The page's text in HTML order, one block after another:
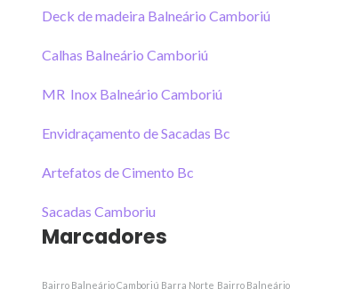
Deck de madeira Balneário Camboriú
Calhas Balneário Camboriú
MR Inox Balneário Camboriú
Envidraçamento de Sacadas Bc
Artefatos de Cimento Bc
Sacadas Camboriu
Marcadores
Bairro Balneário Camboriú Barra Norte Bairro Balneário